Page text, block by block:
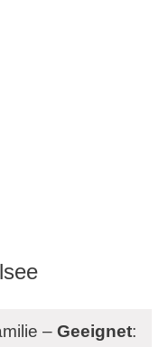
– Geeignet: